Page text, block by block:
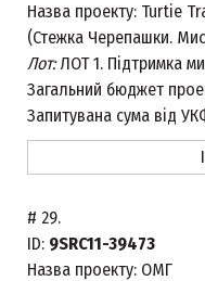
Назва проекту: Turtie
(Стежка Черепашки.
Лот:ЛОТ 1. Підтримка
Загальний бюджет
Запитувана сума від
# 29.
ID: 9SRC11-39473
Назва проекту: ОМГ